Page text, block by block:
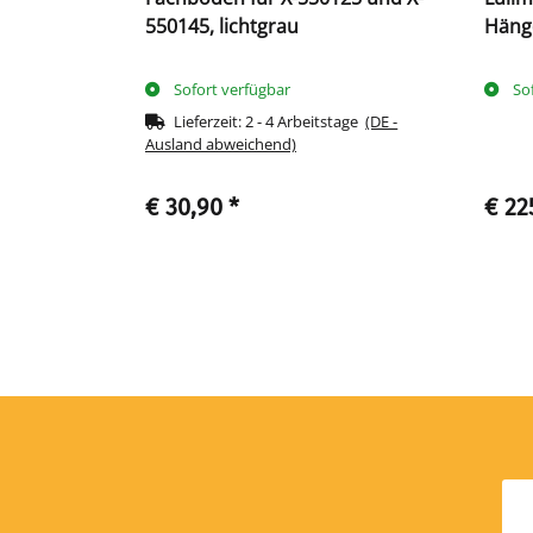
550145, lichtgrau
Sofort verfügbar
Lieferzeit:2 - 4 Arbeitstage(DE -
Ausland abweichend)
€ 30,90 * €